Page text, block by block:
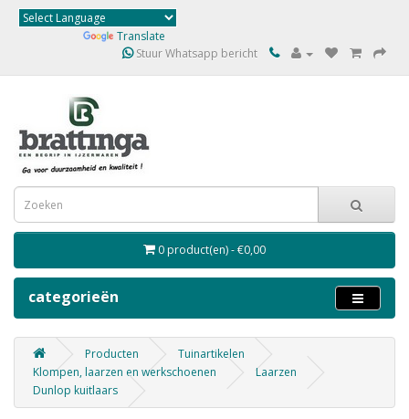
Translate
Stuur Whatsapp bericht
0 product(en) - €0,00
categorieën
Producten
Tuinartikelen
Klompen, laarzen en werkschoenen
Laarzen
Dunlop kuitlaars